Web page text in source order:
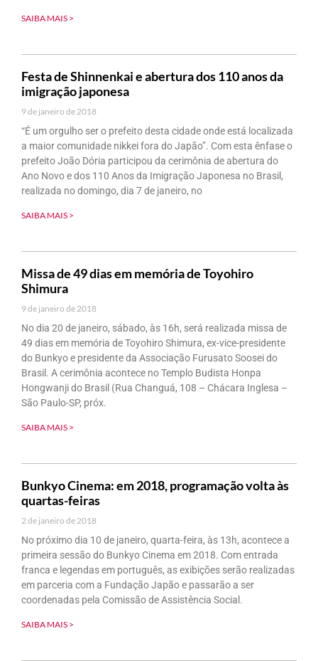
SAIBA MAIS >
Festa de Shinnenkai e abertura dos 110 anos da
imigração japonesa
9 de janeiro de 2018
“É um orgulho ser o prefeito desta cidade onde está localizada
a maior comunidade nikkei fora do Japão”. Com esta ênfase o
prefeito João Dória participou da cerimônia de abertura do
Ano Novo e dos 110 Anos da Imigração Japonesa no Brasil,
realizada no domingo, dia 7 de janeiro, no
SAIBA MAIS >
Missa de 49 dias em memória de Toyohiro
Shimura
9 de janeiro de 2018
No dia 20 de janeiro, sábado, às 16h, será realizada missa de
49 dias em memória de Toyohiro Shimura, ex-vice-presidente
do Bunkyo e presidente da Associação Furusato Soosei do
Brasil. A cerimônia acontece no Templo Budista Honpa
Hongwanji do Brasil (Rua Changuá, 108 – Chácara Inglesa –
São Paulo-SP, próx.
SAIBA MAIS >
Bunkyo Cinema: em 2018, programação volta às
quartas-feiras
2 de janeiro de 2018
No próximo dia 10 de janeiro, quarta-feira, às 13h, acontece a
primeira sessão do Bunkyo Cinema em 2018. Com entrada
franca e legendas em português, as exibições serão realizadas
em parceria com a Fundação Japão e passarão a ser
coordenadas pela Comissão de Assistência Social.
SAIBA MAIS >